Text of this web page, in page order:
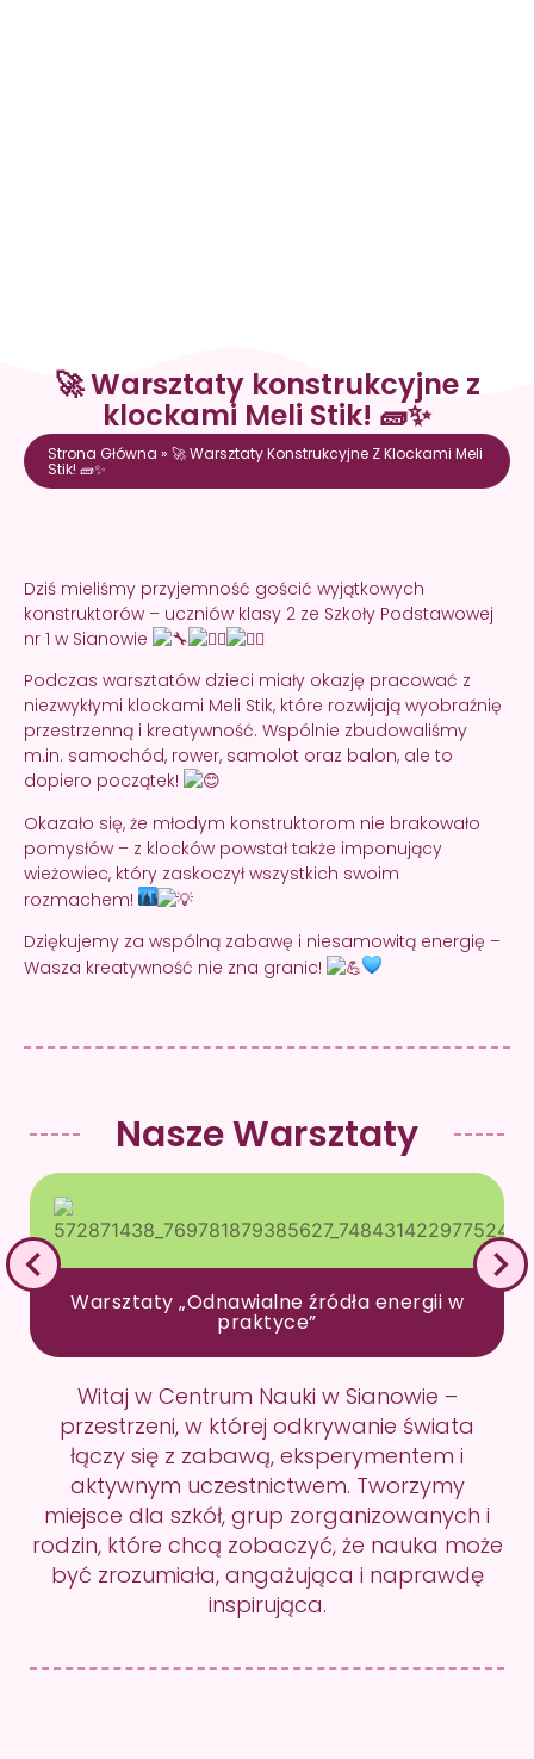
🚀 Warsztaty konstrukcyjne z
klockami Meli Stik! 🧱✨
Strona Główna » 🚀 Warsztaty Konstrukcyjne Z Klockami Meli
Stik! 🧱✨
Dziś mieliśmy przyjemność gościć wyjątkowych
konstruktorów – uczniów klasy 2 ze Szkoły Podstawowej
nr 1 w Sianowie
Podczas warsztatów dzieci miały okazję pracować z
niezwykłymi klockami Meli Stik, które rozwijają wyobraźnię
przestrzenną i kreatywność. Wspólnie zbudowaliśmy
m.in. samochód, rower, samolot oraz balon, ale to
dopiero początek!
Okazało się, że młodym konstruktorom nie brakowało
pomysłów – z klocków powstał także imponujący
wieżowiec, który zaskoczył wszystkich swoim
rozmachem!
Dziękujemy za wspólną zabawę i niesamowitą energię –
Wasza kreatywność nie zna granic!
Nasze Warsztaty
Warsztaty „Odnawialne źródła energii w
praktyce”
Witaj w Centrum Nauki w Sianowie –
przestrzeni, w której odkrywanie świata
łączy się z zabawą, eksperymentem i
aktywnym uczestnictwem. Tworzymy
miejsce dla szkół, grup zorganizowanych i
rodzin, które chcą zobaczyć, że nauka może
być zrozumiała, angażująca i naprawdę
inspirująca.